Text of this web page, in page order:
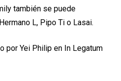
también se puede
L, Pipo Ti o Lasai.
por Yei Philip en In Legatum